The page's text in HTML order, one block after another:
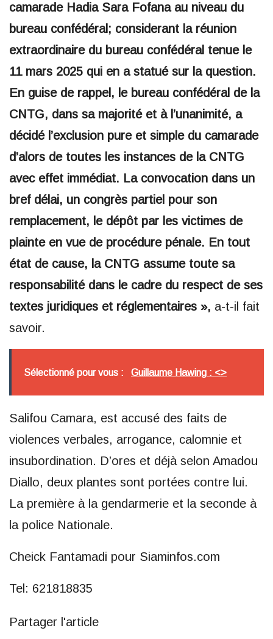
camarade Hadia Sara Fofana au niveau du
bureau confédéral; considerant la réunion
extraordinaire du bureau confédéral tenue le
11 mars 2025 qui en a statué sur la question.
En guise de rappel, le bureau confédéral de la
CNTG, dans sa majorité et à l’unanimité, a
décidé l’exclusion pure et simple du camarade
d’alors de toutes les instances de la CNTG
avec effet immédiat. La convocation dans un
bref délai, un congrès partiel pour son
remplacement, le dépôt par les victimes de
plainte en vue de procédure pénale. En tout
état de cause, la CNTG assume toute sa
responsabilité dans le cadre du respect de ses
textes juridiques et réglementaires », a-t-il fait
savoir.
Sélectionné pour vous : Guillaume Hawing : <>
Salifou Camara, est accusé des faits de
violences verbales, arrogance, calomnie et
insubordination. D’ores et déjà selon Amadou
Diallo, deux plantes sont portées contre lui.
La première à la gendarmerie et la seconde à
la police Nationale.
Cheick Fantamadi pour Siaminfos.com
Tel: 621818835
Partager l'article